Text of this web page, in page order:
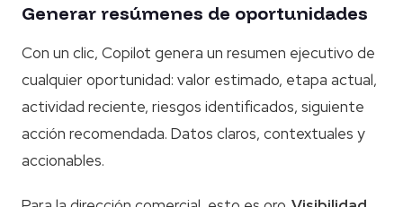
Generar resúmenes de oportunidades
Con un clic, Copilot genera un resumen ejecutivo de
cualquier oportunidad: valor estimado, etapa actual,
actividad reciente, riesgos identificados, siguiente
acción recomendada. Datos claros, contextuales y
accionables.